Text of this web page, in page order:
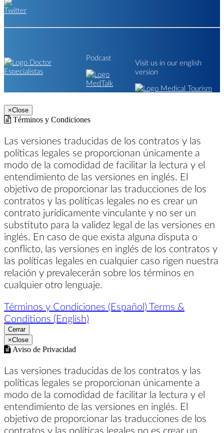
Podcast
Visit us in our english
version
×Close
Términos y Condiciones
Las versiones traducidas de los contratos y las
políticas legales se proporcionan únicamente a
modo de la comodidad de facilitar la lectura y el
entendimiento de las versiones en inglés. El
objetivo de proporcionar las traducciones de los
contratos y las políticas legales no es crear un
contrato jurídicamente vinculante y no ser un
substituto para la validez legal de las versiones en
inglés. En caso de que exista alguna disputa o
conflicto, las versiones en inglés de los contratos y
las políticas legales en cualquier caso rigen nuestra
relación y prevalecerán sobre los términos en
cualquier otro lenguaje.
Términos y Condiciones (Español) Terms &
Conditions (English)
Cerrar
×Close
Aviso de Privacidad
Las versiones traducidas de los contratos y las
políticas legales se proporcionan únicamente a
modo de la comodidad de facilitar la lectura y el
entendimiento de las versiones en inglés. El
objetivo de proporcionar las traducciones de los
contratos y las políticas legales no es crear un